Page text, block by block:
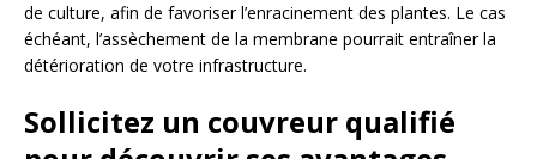
de culture, afin de favoriser l’enracinement des plantes. Le cas
échéant, l’assèchement de la membrane pourrait entraîner la
détérioration de votre infrastructure.
Sollicitez un couvreur qualifié